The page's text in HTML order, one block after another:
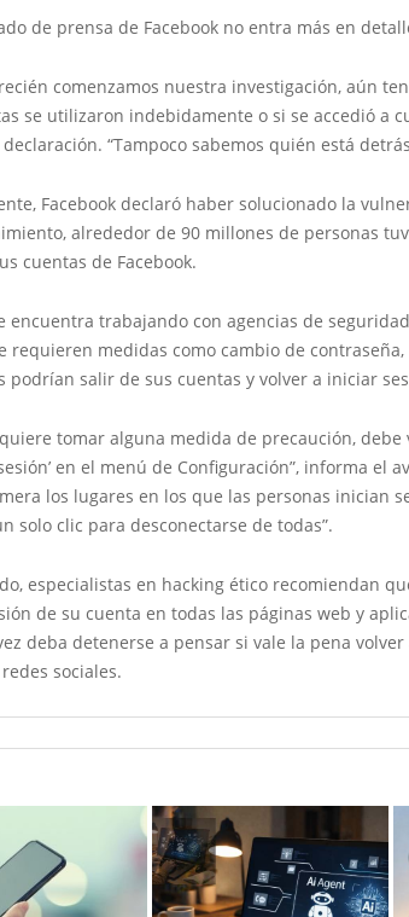
de prensa de Facebook no entra más en
comenzamos nuestra investigación, aún
se utilizaron indebidamente o si se accedió a
“Tampoco sabemos quién está
Facebook declaró haber solucionado la
alrededor de 90 millones de personas
cuentas de Facebook.
encuentra trabajando con agencias de
requieren medidas como cambio de
podrían salir de sus cuentas y volver a iniciar
tomar alguna medida de precaución, debe
en el menú de Configuración”, informa el
los lugares en los que las personas inician
solo clic para desconectarse de todas”.
especialistas en hacking ético recomiendan
de su cuenta en todas las páginas web y
deba detenerse a pensar si vale la pena
sociales.